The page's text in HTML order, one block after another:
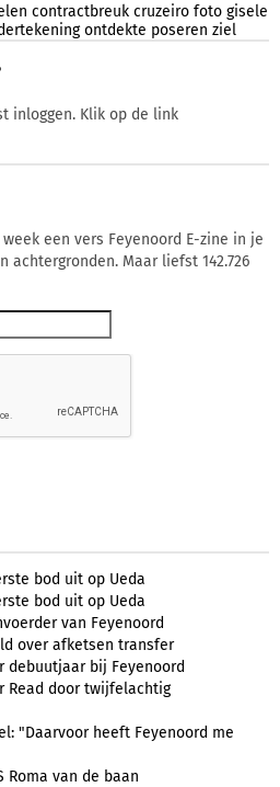
contractbreuk cruzeiro foto gisele
ontdekte poseren ziel
inloggen. Klik op de link
een vers Feyenoord E-zine in je
Maar liefst 142.726
bod uit op Ueda
bod uit op Ueda
van Feyenoord
over afketsen transfer
debuutjaar bij Feyenoord
Read door twijfelachtig
"Daarvoor heeft Feyenoord me
Roma van de baan